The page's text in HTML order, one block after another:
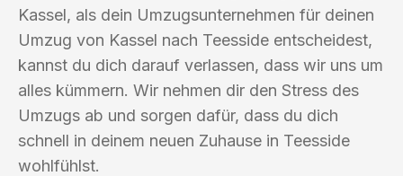
Kassel, als dein Umzugsunternehmen für deinen
Umzug von Kassel nach Teesside entscheidest,
kannst du dich darauf verlassen, dass wir uns um
alles kümmern. Wir nehmen dir den Stress des
Umzugs ab und sorgen dafür, dass du dich
schnell in deinem neuen Zuhause in Teesside
wohlfühlst.